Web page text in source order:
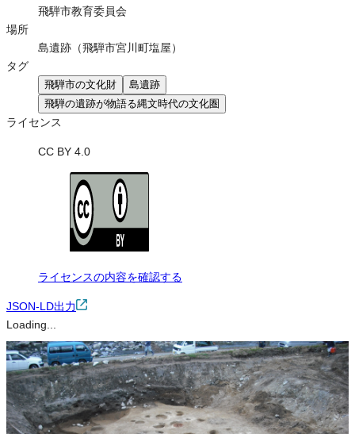
飛騨市教育委員会
場所
島遺跡（飛騨市宮川町塩屋）
タグ
飛騨市の文化財
島遺跡
飛騨の遺跡が物語る縄文時代の文化圏
ライセンス
CC BY 4.0
ライセンスの内容を確認する
JSON-LD出力
Loading...
ダウンロード
この画像は、営利・非営利を問わずご利用いただけます。トリミン
グ・色変更などの改変も可能です。クレジット表記は必須です。